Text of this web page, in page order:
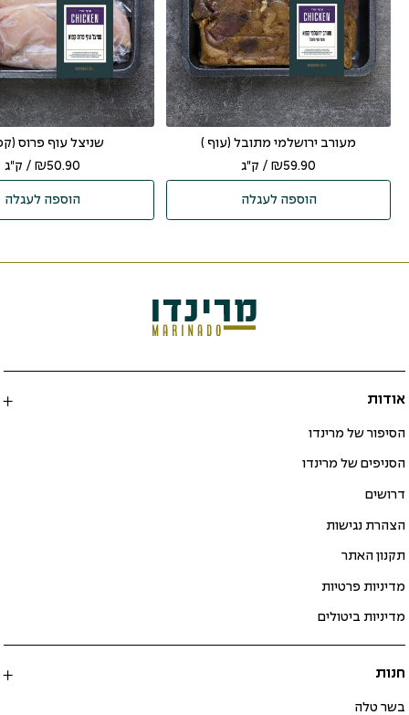
מעורב ירושלמי מתובל (עוף )
₪59.90 / ק"ג
הוספה לעגלה
שניצל עוף פרוס
₪50.90 / ק"ג
הוספה לעגלה
אודות
הסיפור של מרינדו
הסניפים של מרינדו
דרושים
הצהרת נגישות
תקנון האתר
מדיניות פרטיות
מדיניות ביטולים
חנות
בשר טלה